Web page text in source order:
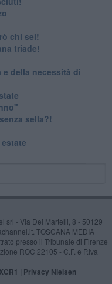
chi sei!
triade!
e della necessità di
sella?!
srl - Via Dei Martelli, 8 - 50129
TOSCANA MEDIA
presso il Tribunale di Firenze
ROC 22105 - C.F. e P.Iva
| Privacy Nielsen